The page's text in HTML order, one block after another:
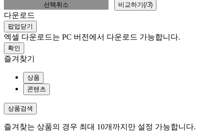
선택취소
비교하기(/3)
다운로드
팝업닫기
엑셀 다운로드는 PC 버전에서 다운로드 가능합니다.
확인
즐겨찾기
상품
콘텐츠
상품검색
즐겨찾는 상품의 경우 최대 10개까지만 설정 가능합니다.